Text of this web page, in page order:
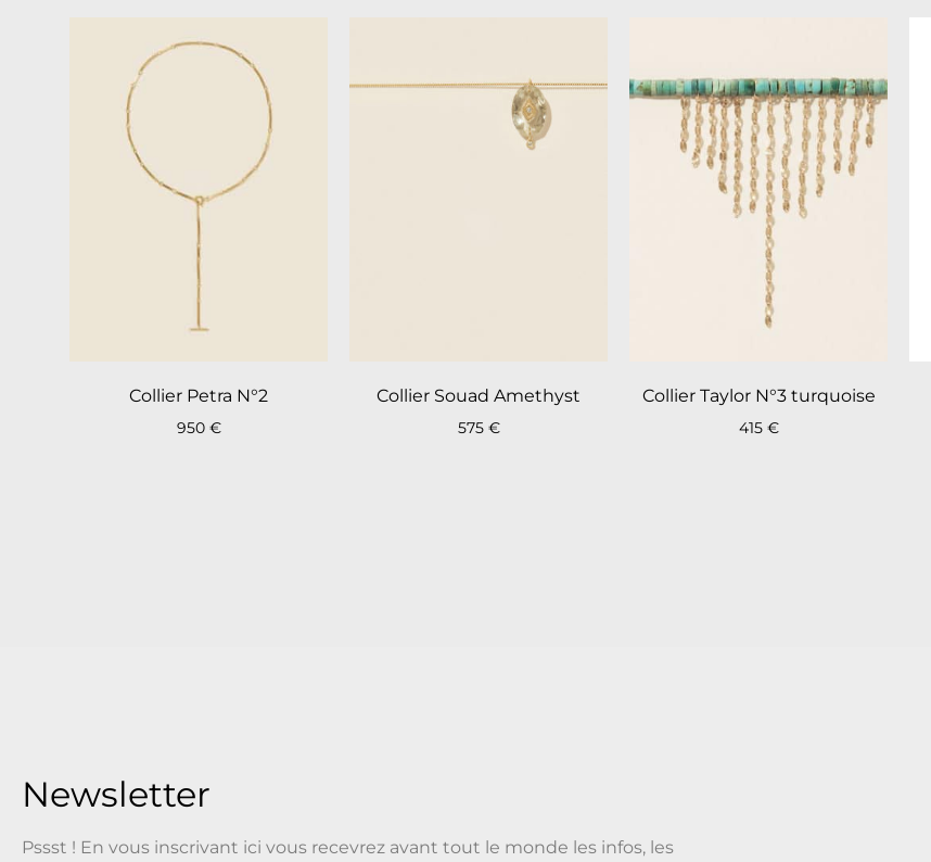
Collier Petra N°2
950 €
Collier Souad Amethyst
575 €
Collier Taylor N°3 turquoise
415 €
Newsletter
Pssst ! En vous inscrivant ici vous recevrez avant tout le monde les infos, les